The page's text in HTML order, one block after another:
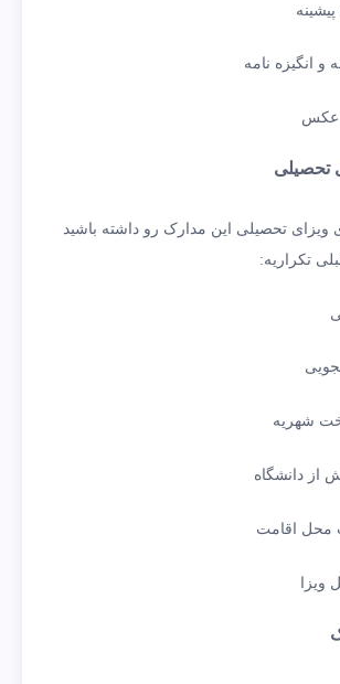
انگیزه نامه
ویزای تحصیلی این مدارک رو داشته باشید
تکراریه:
شهریه
دانشگاه
اقامت